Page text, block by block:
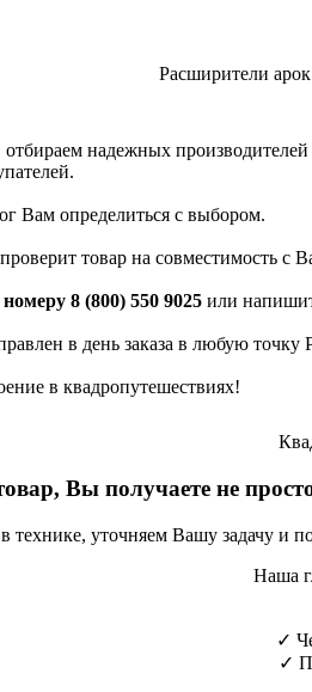
Расширители
надежных
Вам определиться с выбором.
проверит товар на
8 (800) 550 9025 или
в день заказа в любую
в квадропутешествиях!
Вы получаете не
технике, уточняем Вашу задачу и
Наша
✓
✓